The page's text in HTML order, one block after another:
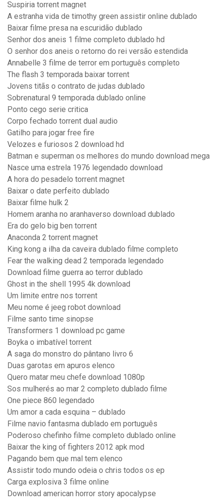
Suspiria torrent magnet
A estranha vida de timothy green assistir online dublado
Baixar filme presa na escuridão dublado
Senhor dos aneis 1 filme completo dublado hd
O senhor dos aneis o retorno do rei versão estendida
Annabelle 3 filme de terror em português completo
The flash 3 temporada baixar torrent
Jovens titãs o contrato de judas dublado
Sobrenatural 9 temporada dublado online
Ponto cego serie critica
Corpo fechado torrent dual audio
Gatilho para jogar free fire
Velozes e furiosos 2 download hd
Batman e superman os melhores do mundo download mega
Nasce uma estrela 1976 legendado download
A hora do pesadelo torrent magnet
Baixar o date perfeito dublado
Baixar filme hulk 2
Homem aranha no aranhaverso download dublado
Era do gelo big ben torrent
Anaconda 2 torrent magnet
King kong a ilha da caveira dublado filme completo
Fear the walking dead 2 temporada legendado
Download filme guerra ao terror dublado
Ghost in the shell 1995 4k download
Um limite entre nos torrent
Meu nome é jeeg robot download
Filme santo time sinopse
Transformers 1 download pc game
Boyka o imbatível torrent
A saga do monstro do pântano livro 6
Duas garotas em apuros elenco
Quero matar meu chefe download 1080p
Sos mulherés ao mar 2 completo dublado filme
One piece 860 legendado
Um amor a cada esquina – dublado
Filme navio fantasma dublado em português
Poderoso chefinho filme completo dublado online
Baixar the king of fighters 2012 apk mod
Pagando bem que mal tem elenco
Assistir todo mundo odeia o chris todos os ep
Carga explosiva 3 filme online
Download american horror story apocalypse